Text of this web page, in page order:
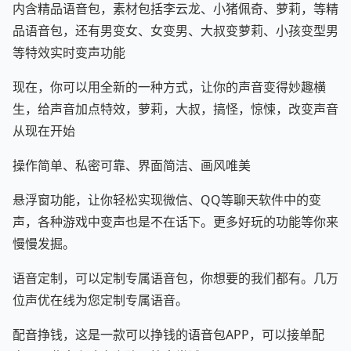
内含精品语音包，素材包括李云龙、小猪佩奇、萝莉，等精
品语音包，还有男变女、女变男、大叔变萝莉、小孩变型男
等特效实时变声功能
现在，你可以用全新的一种方式，让你的声音变得妙趣横
生，给声音加点特效，萝莉，大叔，搞怪，惊悚，改变声音
从现在开始
操作简单、私密可靠、界面简洁、画风唯美
悬浮窗功能，让你轻松实现微信、QQ等聊天软件中的变
声，各种游戏中变声也是不在话下。更多好玩的功能等你来
慢慢发掘。
语音定制，可以定制专属语音包，你想要的我们都有。几万
位声优在线为您定制专属语音。
配音挣钱，这是一款可以挣钱的语音包APP，可以接单配